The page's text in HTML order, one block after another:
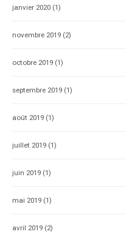
janvier 2020 (1)
novembre 2019 (2)
octobre 2019 (1)
septembre 2019 (1)
août 2019 (1)
juillet 2019 (1)
juin 2019 (1)
mai 2019 (1)
avril 2019 (2)